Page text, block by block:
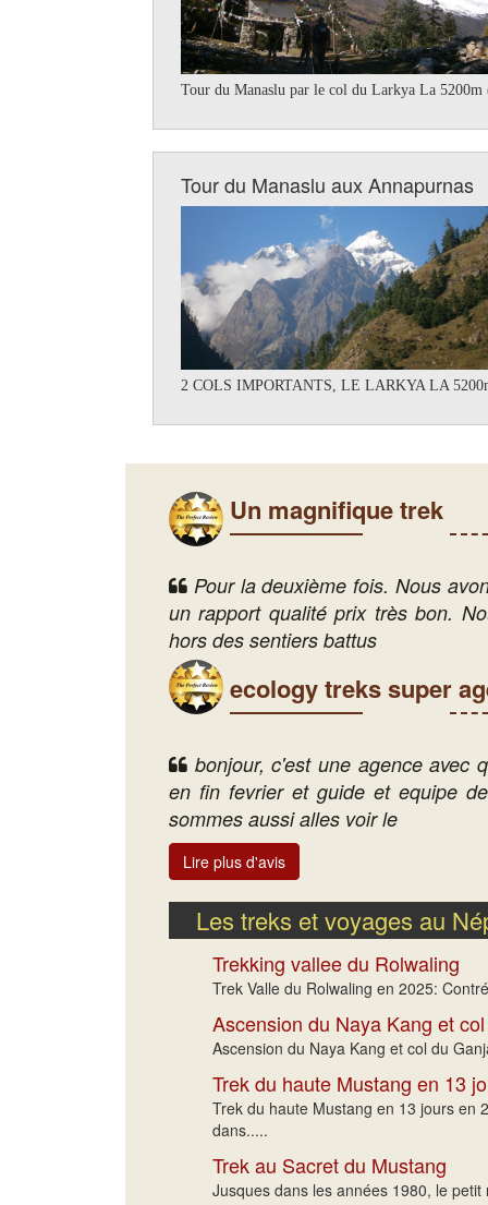
Tour du Manaslu par le col du Larkya La 5200m
Tour du Manaslu aux Annapurnas
2 COLS IMPORTANTS, LE LARKYA LA
Un magnifique trek
Pour la deuxième fois. Nous
un rapport qualité prix très bon.
hors des sentiers battus
ecology treks super
bonjour, c'est une agence avec
en fin fevrier et guide et equipe
sommes aussi alles voir le
Lire plus d'avis
Les treks et voyages au
Trekking vallee du Rolwaling
Trek Valle du Rolwaling en 2025:
Ascension du Naya Kang et
Ascension du Naya Kang et col du
Trek du haute Mustang en 13
Trek du haute Mustang en 13 jours en
dans.....
Trek au Sacret du Mustang
Jusques dans les années 1980, le